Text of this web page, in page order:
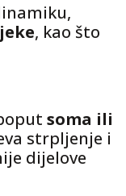
, kao što
soma ili
strpljenje i
dijelove